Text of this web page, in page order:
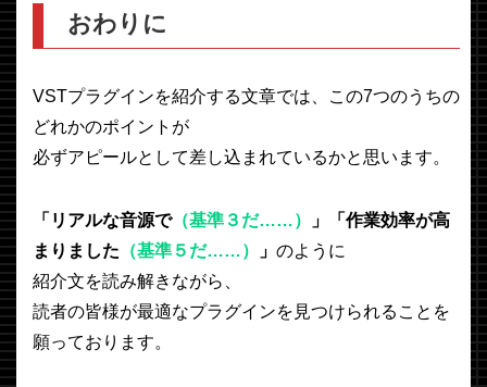
おわりに
VSTプラグインを紹介する文章では、この7つのうちの
どれかのポイントが
必ずアピールとして差し込まれているかと思います。
「リアルな音源で（基準３だ……）
」「作業効率が高
まりました （基準５だ……） 」 のように
紹介文を読み解きながら、
読者の皆様が最適なプラグインを見つけられることを
願っております。